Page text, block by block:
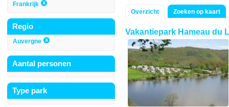
Frankrijk
Regio
Auvergne
Aantal personen
Type park
Overzicht Zoeken op kaart
Vakantiepark Hameau du